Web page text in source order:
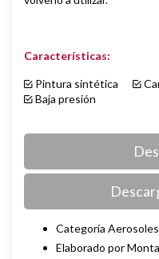
Características:
Pintura sintética
Baja presión
Categoría
Elaborado por